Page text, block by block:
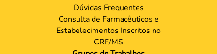
Dúvidas Frequentes
Consulta de Farmacêuticos e
Estabelecimentos Inscritos no
CRF/MS